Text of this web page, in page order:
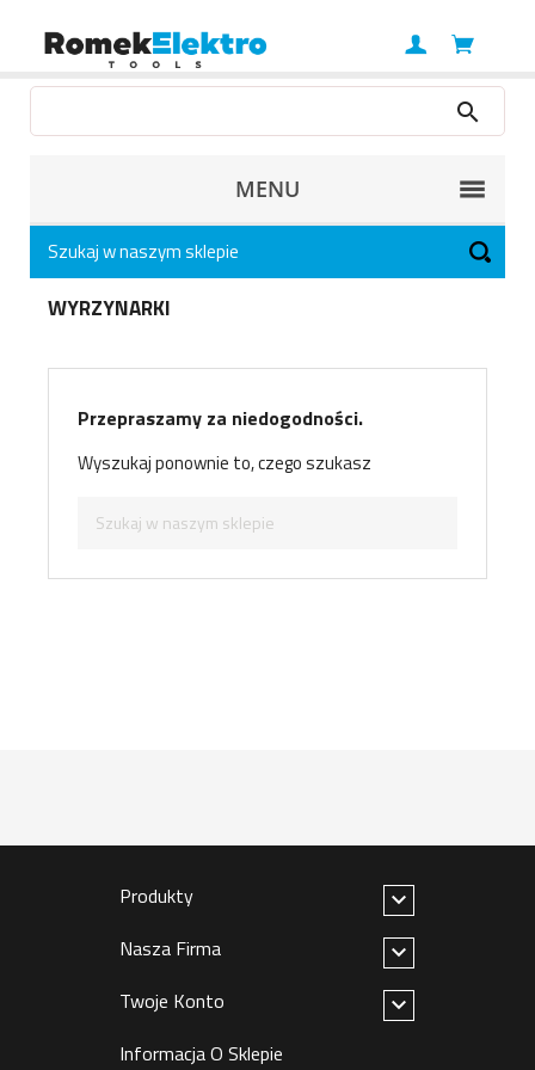
MENU
WYRZYNARKI
Przepraszamy za niedogodności.
Wyszukaj ponownie to, czego szukasz
Produkty

Nasza Firma

Twoje Konto

Informacja O Sklepie